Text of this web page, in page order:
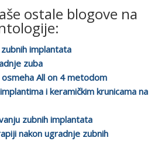
ostale blogove na
implantata
zuba
All on 4 metodom
i keramičkim krunicama na
zubnih implantata
nakon ugradnje zubnih